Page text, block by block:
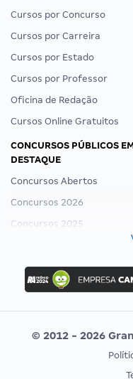
Cursos por Concurso
Cursos por Carreira
Cursos por Estado
Cursos por Professor
Oficina de Redação
Cursos Online Gratuitos
CONCURSOS PÚBLICOS
DESTAQUE
Concursos Abertos
Concursos 2026
Concursos 2025
Concurso Ibama
Concurso MPU
Editais publicados
CONCURSOS POR
© 2012 - 2026